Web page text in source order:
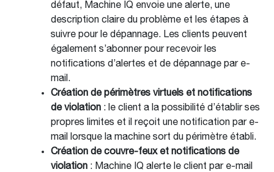
défaut, Machine IQ envoie une alerte, une
description claire du problème et les étapes à
suivre pour le dépannage. Les clients peuvent
également s’abonner pour recevoir les
notifications d’alertes et de dépannage par e-
mail.
Création de périmètres virtuels et notifications
de violation : le client a la possibilité d’établir ses
propres limites et il reçoit une notification par e-
mail lorsque la machine sort du périmètre établi.
Création de couvre-feux et notifications de
violation : Machine IQ alerte le client par e-mail